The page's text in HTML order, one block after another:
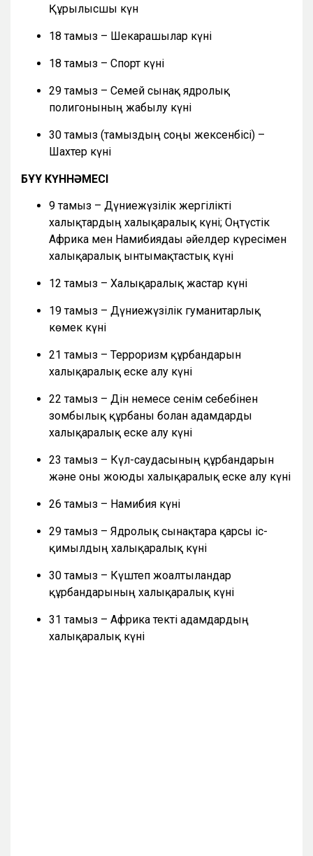
Құрылысшы күн
18 тамыз – Шекарашылар күні
18 тамыз – Спорт күні
29 тамыз – Семей сынақ ядролық
полигонының жабылу күні
30 тамыз (тамыздың соңғы жексенбісі) –
Шахтер күні
БҰҰ КҮННӘМЕСІ
9 тамыз – Дүниежүзілік жергілікті
халықтардың халықаралық күні; Оңтүстік
Африка мен Намибиядағы әйелдер күресімен
халықаралық ынтымақтастық күні
12 тамыз – Халықаралық жастар күні
19 тамыз – Дүниежүзілік гуманитарлық
көмек күні
21 тамыз – Терроризм құрбандарын
халықаралық еске алу күні
22 тамыз – Дін немесе сенім себебінен
зомбылық құрбаны болған адамдарды
халықаралық еске алу күні
23 тамыз – Күл-саудасының құрбандарын
және оны жоюды халықаралық еске алу күні
26 тамыз – Намибия күні
29 тамыз – Ядролық сынақтарға қарсы іс-
қимылдың халықаралық күні
30 тамыз – Күштеп жоғалтылғандар
құрбандарының халықаралық күні
31 тамыз – Африка текті адамдардың
халықаралық күні